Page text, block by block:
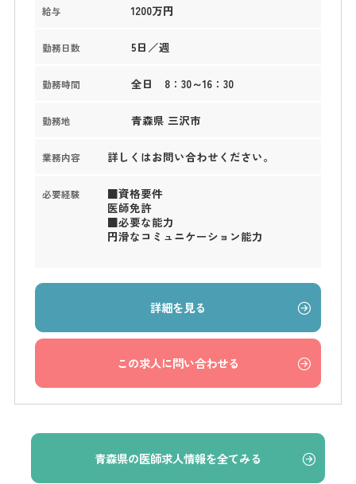
給与 1200万円
勤務日数 5日／週
勤務時間 全日 8：30～16：30
勤務地 青森県 三沢市
業務内容 詳しくはお問い合わせください。
必要経験
■資格要件
医師免許
■必要な能力
円滑なコミュニケーション能力
詳細を見る
この求人に問い合わせる
青森県の医師求人情報を全てみる